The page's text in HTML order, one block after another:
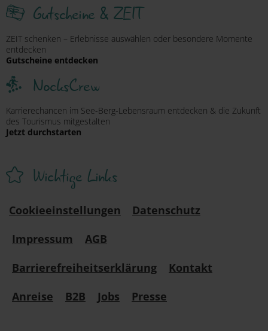
Gutscheine & ZEIT
ZEIT schenken – Erlebnisse auswählen oder besondere Momente
entdecken
Gutscheine entdecken
NocksCrew
Karrierechancen im See-Berg-Lebensraum entdecken & die Zukunft
des Tourismus mitgestalten
Jetzt durchstarten
Wichtige Links
Cookieeinstellungen
Datenschutz
Impressum
AGB
Barrierefreiheitserklärung
Kontakt
Anreise
B2B Jobs Presse